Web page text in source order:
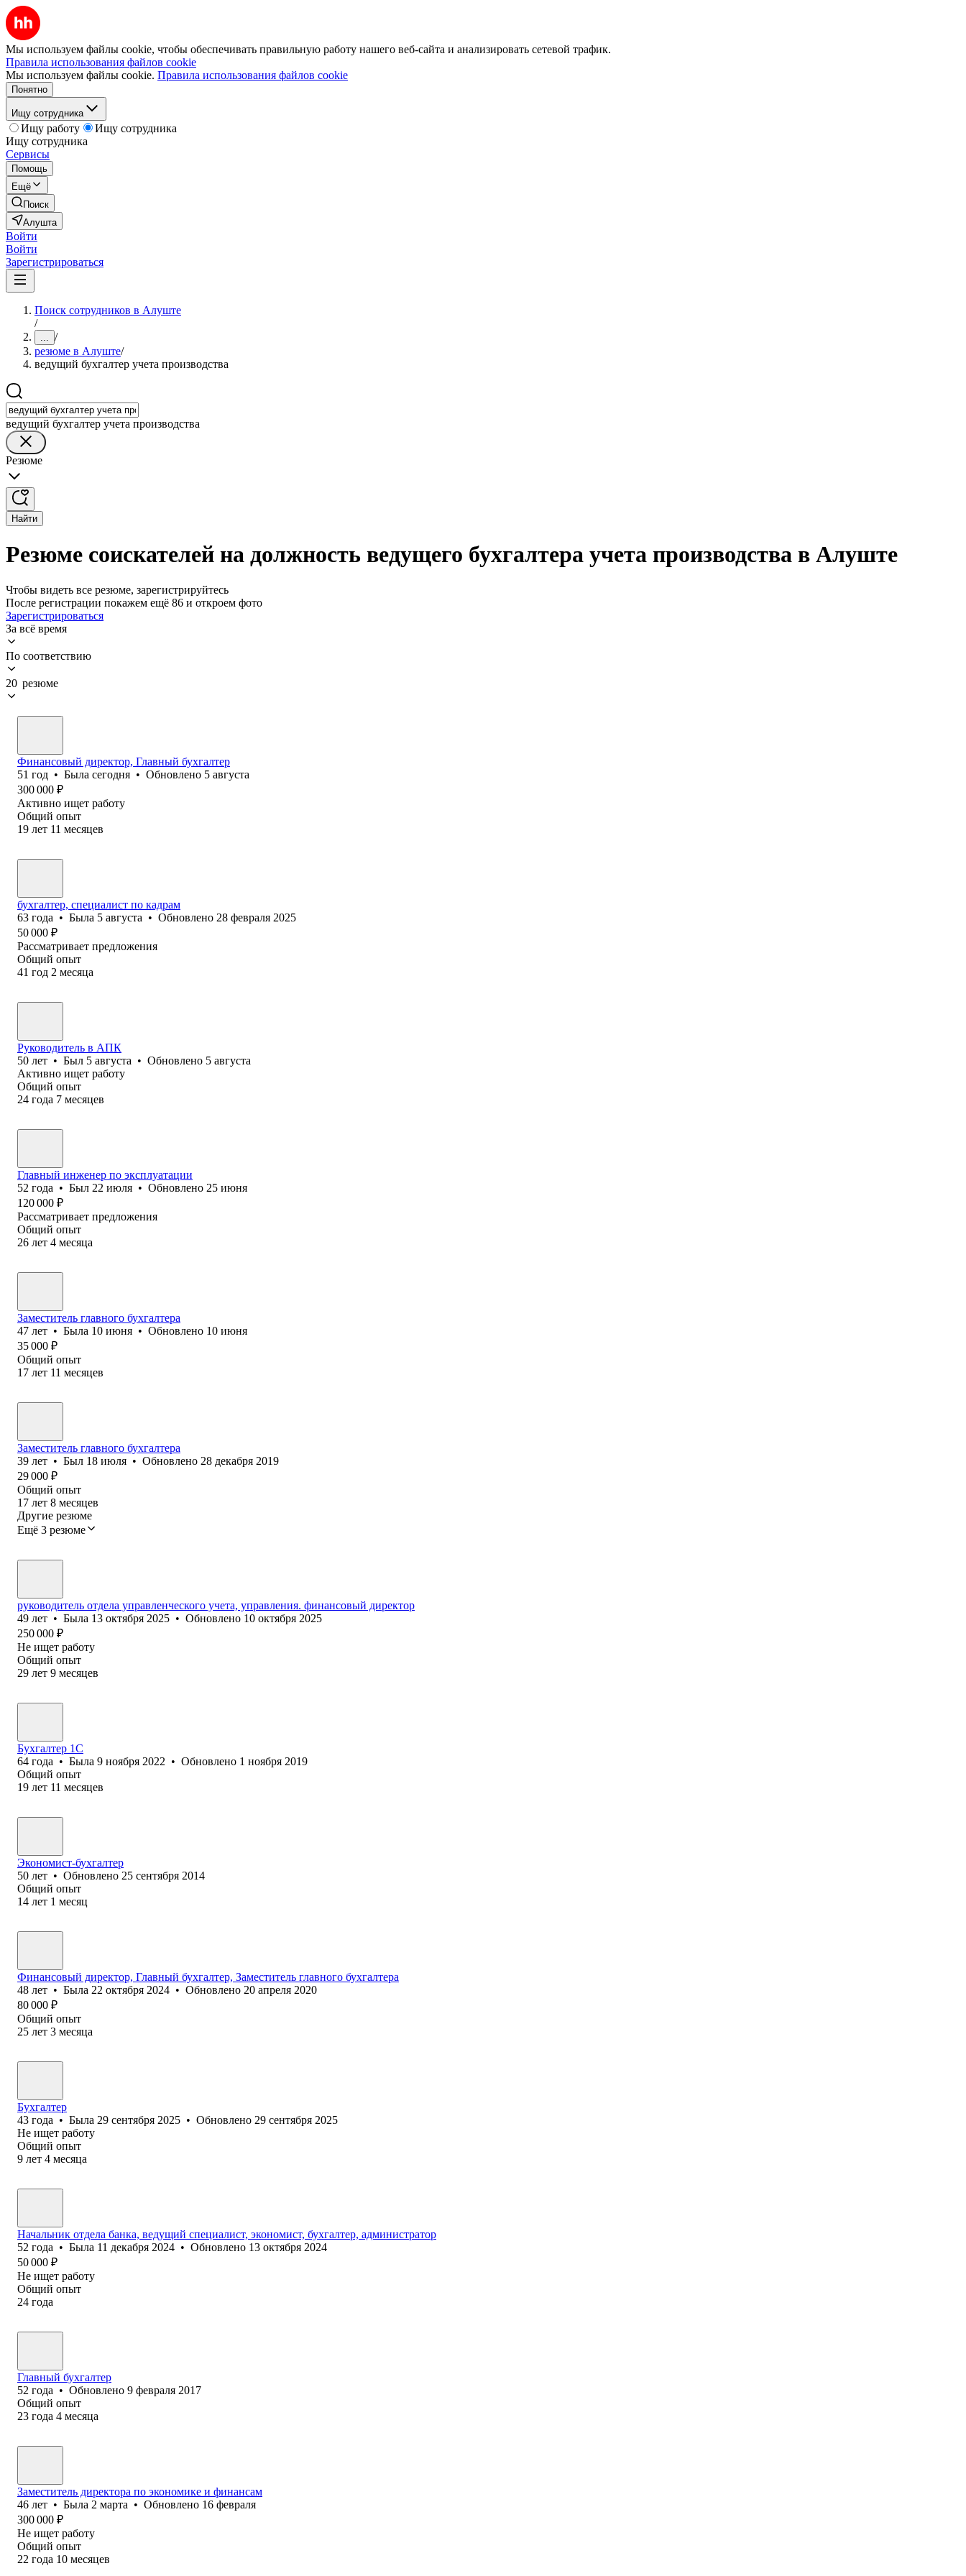
Мы используем файлы cookie, чтобы обеспечивать правильную работу нашего веб-сайта и анализировать сетевой трафик.
Правила использования файлов cookie
Мы используем файлы cookie. Правила использования файлов cookie
Понятно
Ищу сотрудника
Ищу работу
Ищу сотрудника
Ищу сотрудника
Сервисы
Помощь
Ещё
Поиск
Алушта
Войти
Войти
Зарегистрироваться
Поиск сотрудников в Алуште
/
... /
резюме в Алуште/
ведущий бухгалтер учета производства
ведущий бухгалтер учета производства
Резюме
Найти
Резюме соискателей на должность ведущего бухгалтера учета производства в Алуште
Чтобы видеть все резюме, зарегистрируйтесь
После регистрации покажем ещё 86 и откроем фото
Зарегистрироваться
За всё время
По соответствию
20 резюме
Финансовый директор, Главный бухгалтер
51 год • Была сегодня • Обновлено 5 августа
300 000 ₽
Активно ищет работу
Общий опыт
19 лет 11 месяцев
бухгалтер, специалист по кадрам
63 года • Была 5 августа • Обновлено 28 февраля 2025
50 000 ₽
Рассматривает предложения
Общий опыт
41 год 2 месяца
Руководитель в АПК
50 лет • Был 5 августа • Обновлено 5 августа
Активно ищет работу
Общий опыт
24 года 7 месяцев
Главный инженер по эксплуатации
52 года • Был 22 июля • Обновлено 25 июня
120 000 ₽
Рассматривает предложения
Общий опыт
26 лет 4 месяца
Заместитель главного бухгалтера
47 лет • Была 10 июня • Обновлено 10 июня
35 000 ₽
Общий опыт
17 лет 11 месяцев
Заместитель главного бухгалтера
39 лет • Был 18 июля • Обновлено 28 декабря 2019
29 000 ₽
Общий опыт
17 лет 8 месяцев
Другие резюме
Ещё 3 резюме
руководитель отдела управленческого учета, управления. финансовый директор
49 лет • Была 13 октября 2025 • Обновлено 10 октября 2025
250 000 ₽
Не ищет работу
Общий опыт
29 лет 9 месяцев
Бухгалтер 1С
64 года • Была 9 ноября 2022 • Обновлено 1 ноября 2019
Общий опыт
19 лет 11 месяцев
Экономист-бухгалтер
50 лет • Обновлено 25 сентября 2014
Общий опыт
14 лет 1 месяц
Финансовый директор, Главный бухгалтер, Заместитель главного бухгалтера
48 лет • Была 22 октября 2024 • Обновлено 20 апреля 2020
80 000 ₽
Общий опыт
25 лет 3 месяца
Бухгалтер
43 года • Была 29 сентября 2025 • Обновлено 29 сентября 2025
Не ищет работу
Общий опыт
9 лет 4 месяца
Начальник отдела банка, ведущий специалист, экономист, бухгалтер, администратор
52 года • Была 11 декабря 2024 • Обновлено 13 октября 2024
50 000 ₽
Не ищет работу
Общий опыт
24 года
Главный бухгалтер
52 года • Обновлено 9 февраля 2017
Общий опыт
23 года 4 месяца
Заместитель директора по экономике и финансам
46 лет • Была 2 марта • Обновлено 16 февраля
300 000 ₽
Не ищет работу
Общий опыт
22 года 10 месяцев